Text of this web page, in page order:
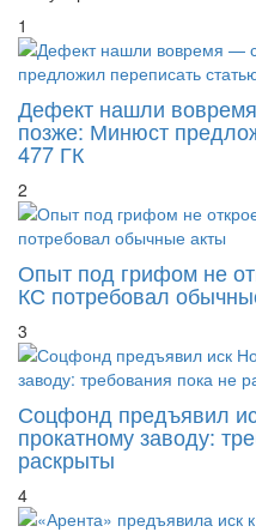
1
Дефект нашли
позже: Минюст
477 ГК
2
Опыт под грифом не
КС потребовал
3
Соцфонд предъявил
прокатному заводу:
раскрыты
4